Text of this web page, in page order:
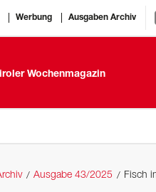
Werbung Ausgaben Archiv
Wochenmagazin
Ausgabe 43/2025 Fisch